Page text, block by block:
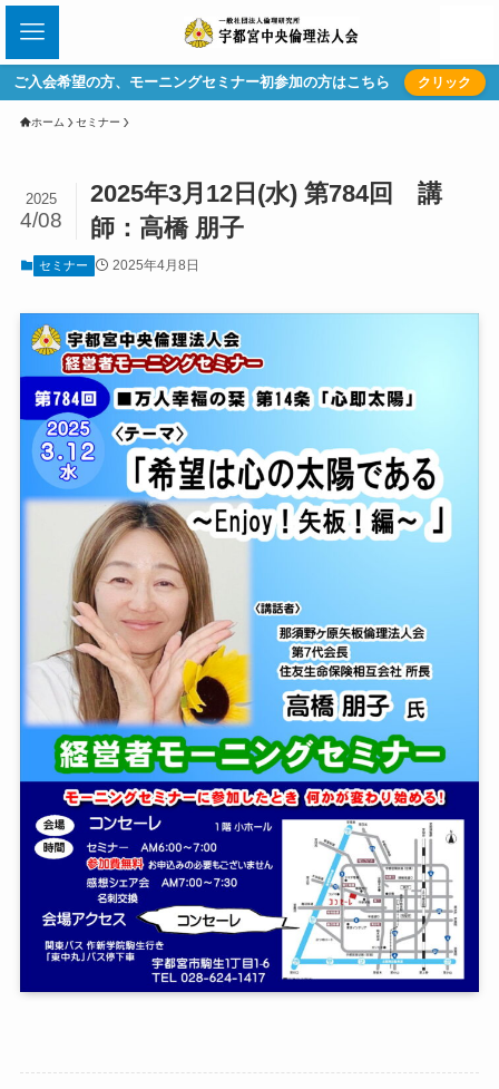
ご入会希望の方、モーニングセミナー初参加の方はこちら クリック
ホーム セミナー
2025年3月12日(水) 第784回 講
師：高橋 朋子
2025
4/08
セミナー 2025年4月8日